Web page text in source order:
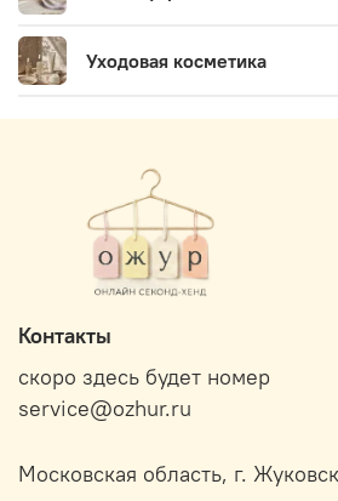
Уходовая косметика
Контакты
скоро здесь будет номер
service@ozhur.ru
Московская область, г.